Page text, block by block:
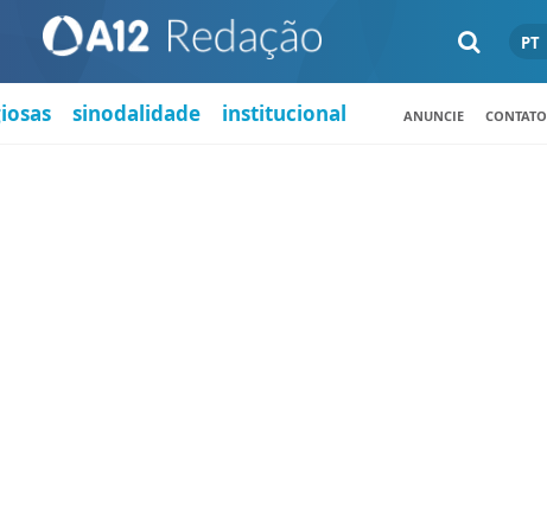
PT
sinodalidade institucional ANUNCIE CONTATO